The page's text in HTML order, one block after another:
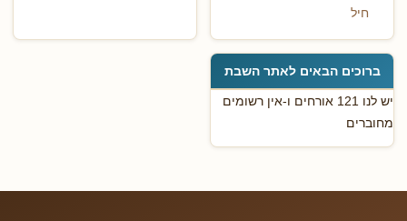
חיל
ברוכים הבאים לאתר השבת
יש לנו 121 אורחים ו-אין רשומים
מחוברים